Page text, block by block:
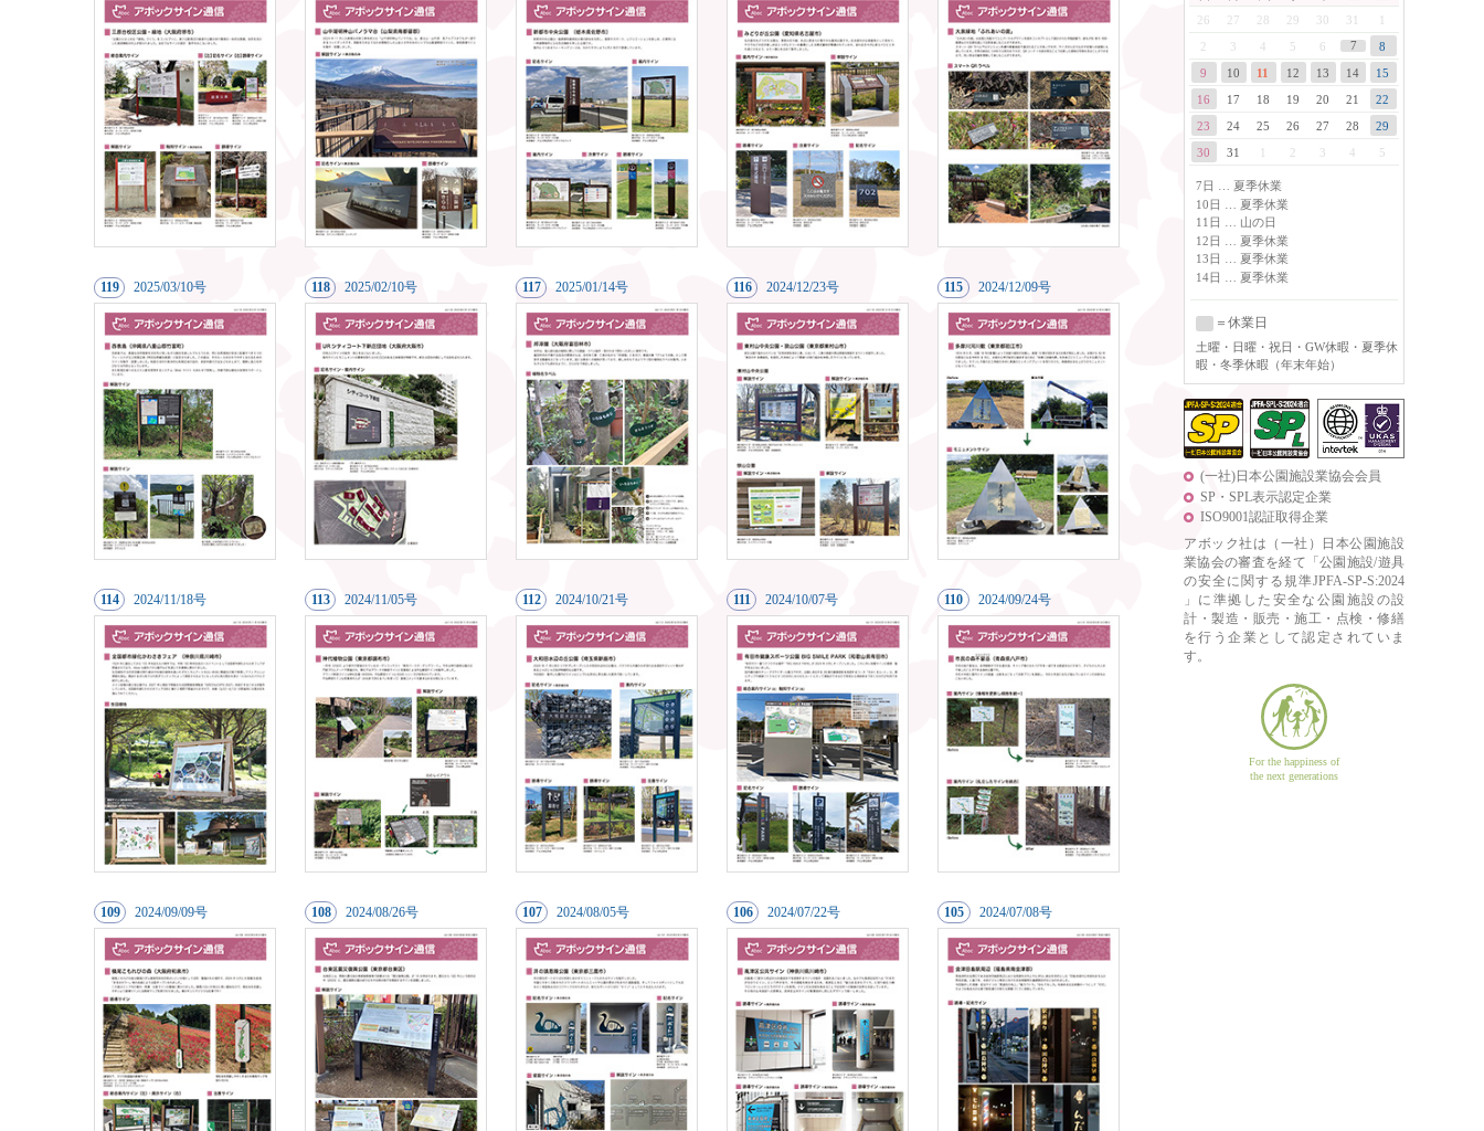
119 2025/03/10号 118 2025/02/10号 117 2025/01/14号 116 2024/12/23号 115 2024/12/09号
114 2024/11/18号 113 2024/11/05号 112 2024/10/21号 111 2024/10/07号 110 2024/09/24号
109 2024/09/09号 108 2024/08/26号 107 2024/08/05号 106 2024/07/22号 105 2024/07/08号
26 27 28 29 30 31
1
3 4 5 6 7
8
9
10 11 12 13 14
15
16
17 18 19 20 21
22
23
24 25 26 27 28
29
30
31 1 3 4 5
7日 … 夏季休業
10日 … 夏季休業
11日 … 山の日
12日 … 夏季休業
13日 … 夏季休業
14日 … 夏季休業
＝休業日
土曜・日曜・祝日・GW休暇・夏季休
暇・冬季休暇（年末年始）
(一社)日本公園施設業協会会員
SP・SPL表示認定企業
ISO9001認証取得企業
アボック社は（一社）日本公園施設
業協会の審査を経て「公園施設/遊具
の安全に関する規準JPFA-SP-S:2024
」に準拠した安全な公園施設の設
計・製造・販売・施工・点検・修繕
を行う企業として認定されていま
す。
For the happiness of
the next generations